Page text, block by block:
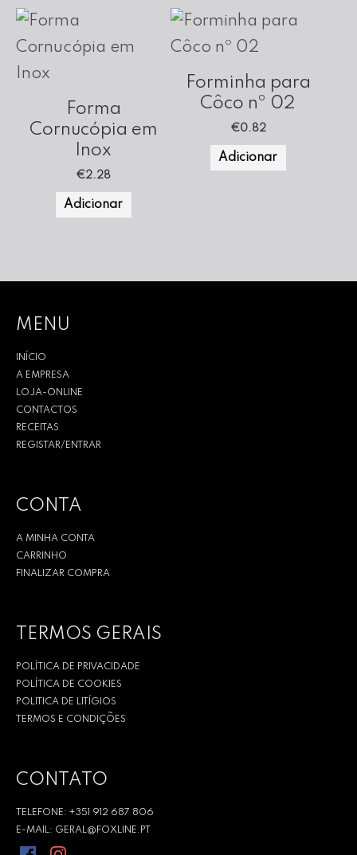
Forma
Cornucópia em
Inox
€2.28
Adicionar
Forminha para
Côco nº 02
€0.82
Adicionar
MENU
INÍCIO
A EMPRESA
LOJA-ONLINE
CONTACTOS
RECEITAS
REGISTAR/ENTRAR
CONTA
A MINHA CONTA
CARRINHO
FINALIZAR COMPRA
TERMOS GERAIS
POLÍTICA DE PRIVACIDADE
POLÍTICA DE COOKIES
POLITICA DE LITÍGIOS
TERMOS E CONDIÇÕES
CONTATO
TELEFONE: +351 912 687 806
E-MAIL: GERAL@FOXLINE.PT